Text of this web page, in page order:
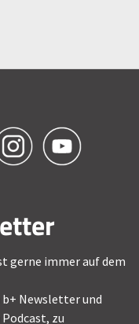
gerne immer auf dem
Newsletter und
zu